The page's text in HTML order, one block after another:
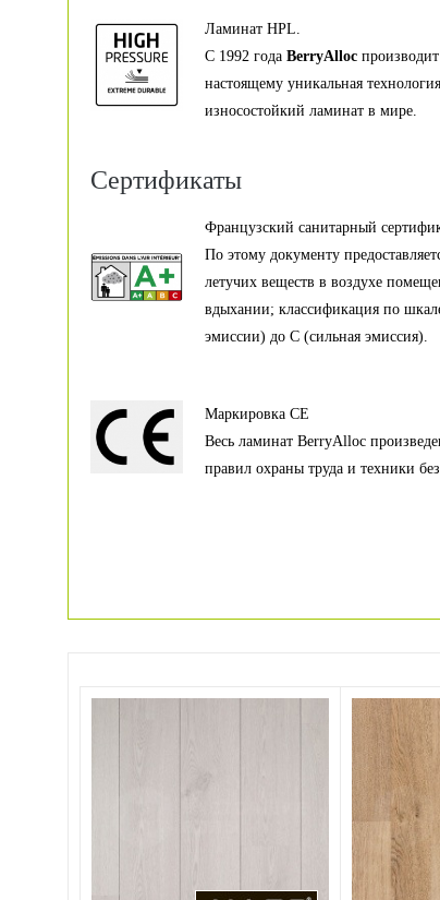
Ламинат HPL.
С 1992 года BerryAlloc
настоящему уникальная
износостойкий ламинат в мире.
Сертификаты
Французский санитарный
По этому документу
летучих веществ в воздухе
вдыхании; классификация по
эмиссии) до С (сильная эмиссия).
Маркировка CE
Весь ламинат BerryAlloc
правил охраны труда и техники